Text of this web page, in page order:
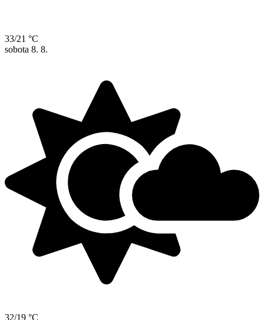
33/21 °C
sobota 8. 8.
32/19 °C